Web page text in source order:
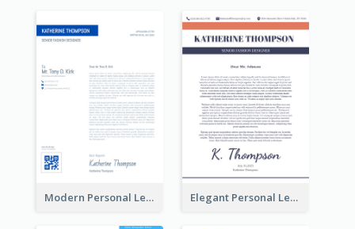
Modern Personal Letterhead Elegant Personal Letterhead